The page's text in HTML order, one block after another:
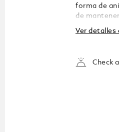
forma de
de
extraíble
asegurar
Ver detalles
Check